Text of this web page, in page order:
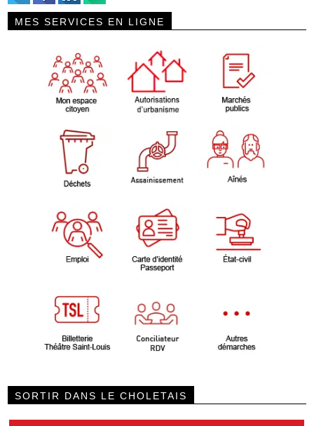
MES SERVICES EN LIGNE
SORTIR DANS LE CHOLETAIS